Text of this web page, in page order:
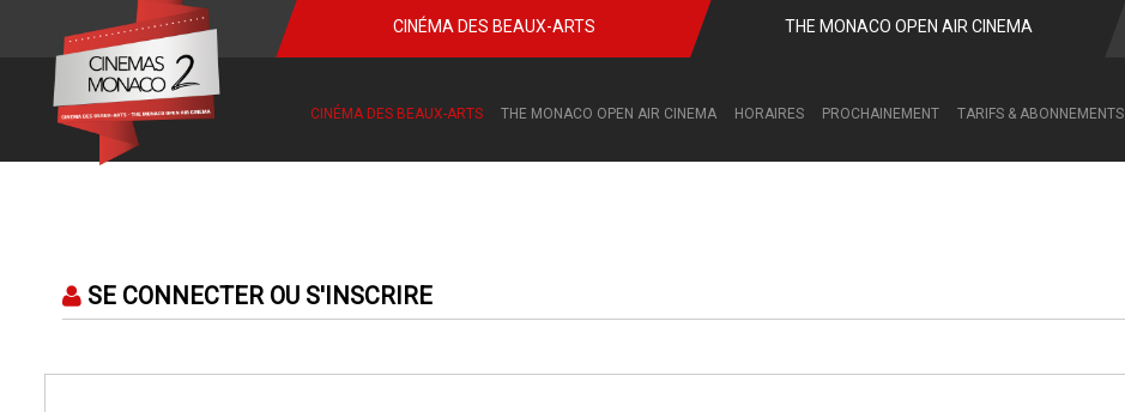
CINÉMA DES BEAUX-ARTS THE MONACO OPEN AIR CINEMA
CINÉMA DES BEAUX-ARTS THE MONACO OPEN AIR CINEMA HORAIRES PROCHAINEMENT TARIFS & ABONNEMENTS
SE CONNECTER OU S'INSCRIRE